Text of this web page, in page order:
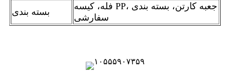
بسته بندی
فله، کیسه PP، جعبه کارتن، بسته بندی
سفارشی